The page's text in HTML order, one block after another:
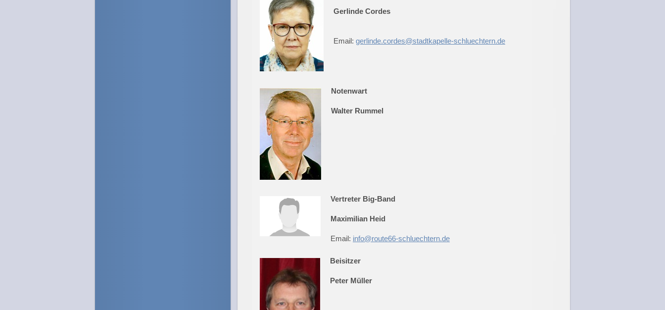
Gerlinde Cordes
Email: gerlinde.cordes@stadtkapelle-schluechtern.de
Notenwart
Walter Rummel
Vertreter Big-Band
Maximilian Heid
Email: info@route66-schluechtern.de
Beisitzer
Peter Müller